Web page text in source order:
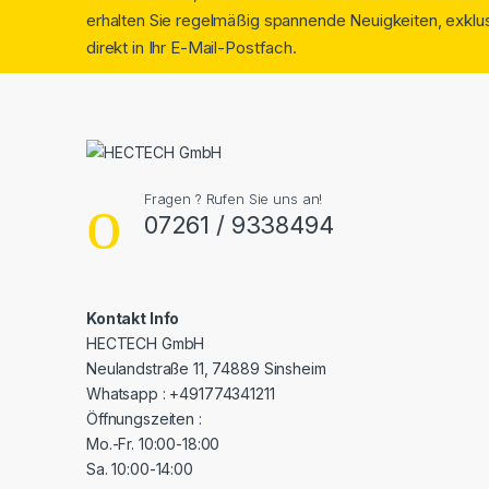
erhalten Sie regelmäßig spannende Neuigkeiten,
direkt in Ihr E-Mail-Postfach.
Fragen ? Rufen Sie uns an!
07261 / 9338494
Kontakt Info
HECTECH GmbH
Neulandstraße 11, 74889 Sinsheim
Whatsapp : +491774341211
Öffnungszeiten :
Mo.-Fr. 10:00-18:00
Sa. 10:00-14:00